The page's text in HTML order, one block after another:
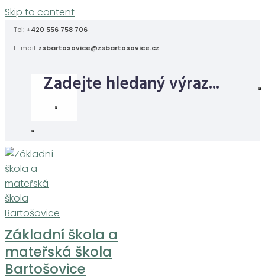
Skip to content
Tel: +420 556 758 706
E-mail: zsbartosovice@zsbartosovice.cz
Základní škola a
mateřská škola
Bartošovice